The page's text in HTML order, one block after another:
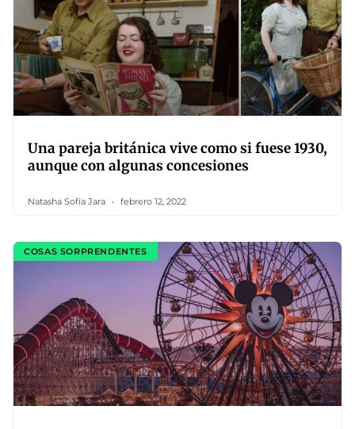
Una pareja británica vive como si fuese 1930,
aunque con algunas concesiones
Natasha Sofía Jara febrero 12, 2022
COSAS SORPRENDENTES